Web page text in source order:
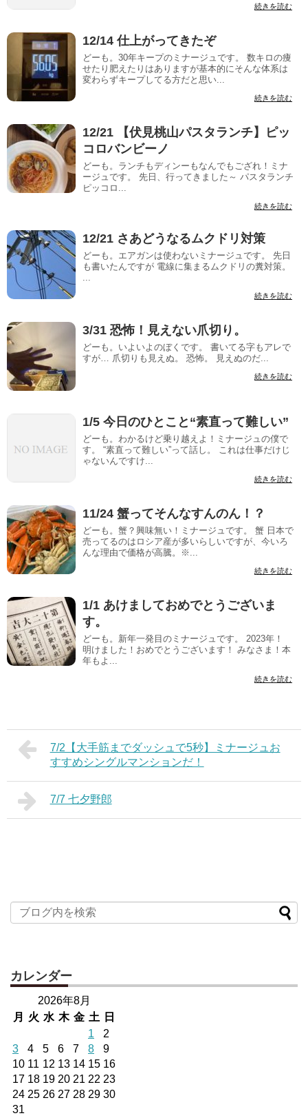
続きを読む
12/14 仕上がってきたぞ
どーも。30年キープのミナージュです。 数キロの痩
せたり肥えたりはありますが基本的にそんな体系は
変わらずキープしてる方だと思い...
続きを読む
12/21 【伏見桃山パスタランチ】ピッ
コロバンビーノ
どーも。ランチもディンーもなんでもござれ！ミナ
ージュです。 先日、行ってきました～ パスタランチ
ピッコロ...
続きを読む
12/21 さあどうなるムクドリ対策
どーも。エアガンは使わないミナージュです。 先日
も書いたんですが 電線に集まるムクドリの糞対策。
...
続きを読む
3/31 恐怖！見えない爪切り。
どーも。いよいよのぼくです。 書いてる字もアレで
すが… 爪切りも見えぬ。 恐怖。 見えぬのだ...
続きを読む
1/5 今日のひとこと“素直って難しい”
どーも。わかるけど乗り越えよ！ミナージュの僕で
す。 “素直って難しい”って話し。 これは仕事だけじ
ゃないんですけ...
続きを読む
11/24 蟹ってそんなすんのん！？
どーも。蟹？興味無い！ミナージュです。 蟹 日本で
売ってるのはロシア産が多いらしいですが、今いろ
んな理由で価格が高騰。※...
続きを読む
1/1 あけましておめでとうございま
す。
どーも。新年一発目のミナージュです。 2023年！
明けました！おめでとうございます！ みなさま！本
年もよ...
続きを読む
7/2【大手筋までダッシュで5秒】ミナージュお
すすめシングルマンションだ！
7/7 七夕野郎
カレンダー
2026年8月
月
火 水 木 金 土 日
1
2
3
4 5 6 7 8
9
10 11 12 13 14 15 16
17 18 19 20 21 22 23
24 25 26 27 28 29 30
31